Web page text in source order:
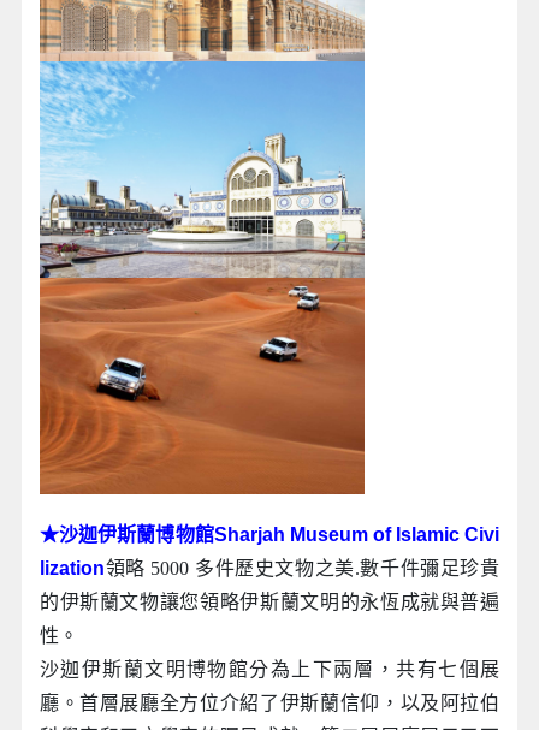
★沙迦伊斯蘭博物館Sharjah Museum of Islamic Civi
lization領略 5000 多件歷史文物之美.數千件彌足珍貴
的伊斯蘭文物讓您領略伊斯蘭文明的永恆成就與普遍
性。
沙迦伊斯蘭文明博物館分為上下兩層，共有七個展
廳。首層展廳全方位介紹了伊斯蘭信仰，以及阿拉伯